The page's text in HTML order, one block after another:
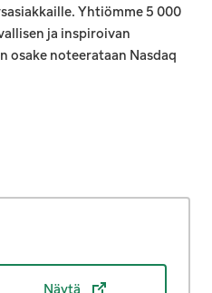
Yhtiömme 5 000
ja inspiroivan
osake noteerataan Nasdaq
Näytä